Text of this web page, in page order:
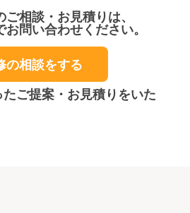
相談・お見積りは、
問い合わせください。
の相談をする
ご提案・お見積りをいた